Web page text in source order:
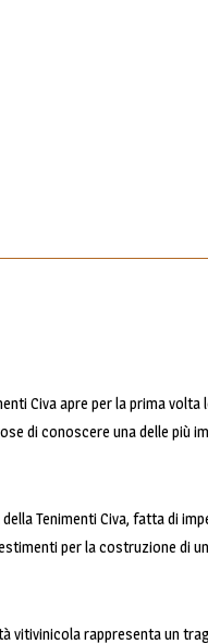
Civa apre per la prima
di conoscere una delle più
della Tenimenti Civa, fatta di
per la costruzione di
vitivinicola rappresenta un